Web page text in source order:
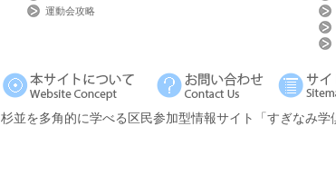
運動会攻略
杉並を多角的に学べる区民参加型情報サイト 「すぎなみ